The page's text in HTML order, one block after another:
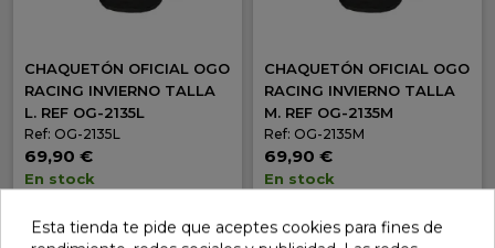
CHAQUETÓN OFICIAL OGO
RACING INVIERNO TALLA
L. REF OG-2135L
Ref: OG-2135L
69,90 €
En stock
Añadir
CHAQUETÓN OFICIAL OGO
RACING INVIERNO TALLA
M. REF OG-2135M
Ref: OG-2135M
69,90 €
En stock
Añadir
Esta tienda te pide que aceptes cookies para fines de